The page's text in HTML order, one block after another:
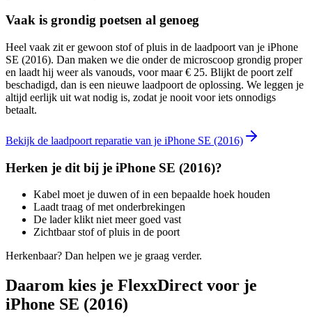
Vaak is grondig poetsen al genoeg
Heel vaak zit er gewoon stof of pluis in de laadpoort van je iPhone
SE (2016). Dan maken we die onder de microscoop grondig proper
en laadt hij weer als vanouds, voor maar € 25. Blijkt de poort zelf
beschadigd, dan is een nieuwe laadpoort de oplossing. We leggen je
altijd eerlijk uit wat nodig is, zodat je nooit voor iets onnodigs
betaalt.
Bekijk de laadpoort reparatie van je iPhone SE (2016)
Herken je dit bij je iPhone SE (2016)?
Kabel moet je duwen of in een bepaalde hoek houden
Laadt traag of met onderbrekingen
De lader klikt niet meer goed vast
Zichtbaar stof of pluis in de poort
Herkenbaar? Dan helpen we je graag verder.
Daarom kies je FlexxDirect voor je
iPhone SE (2016)